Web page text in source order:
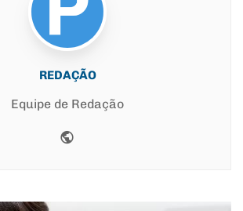
REDAÇÃO
Equipe de Redação